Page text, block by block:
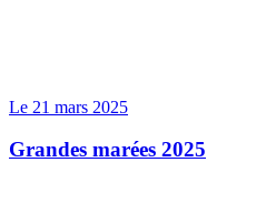
Le 21 mars 2025
Grandes marées 2025